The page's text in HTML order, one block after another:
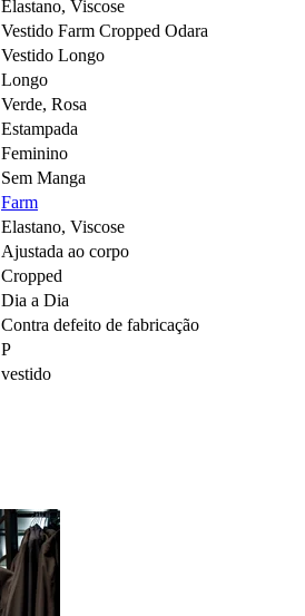
Elastano, Viscose
Vestido Farm Cropped Odara
Vestido Longo
Longo
Verde, Rosa
Estampada
Feminino
Sem Manga
Farm
Elastano, Viscose
Ajustada ao corpo
Cropped
Dia a Dia
Contra defeito de fabricação
P
vestido